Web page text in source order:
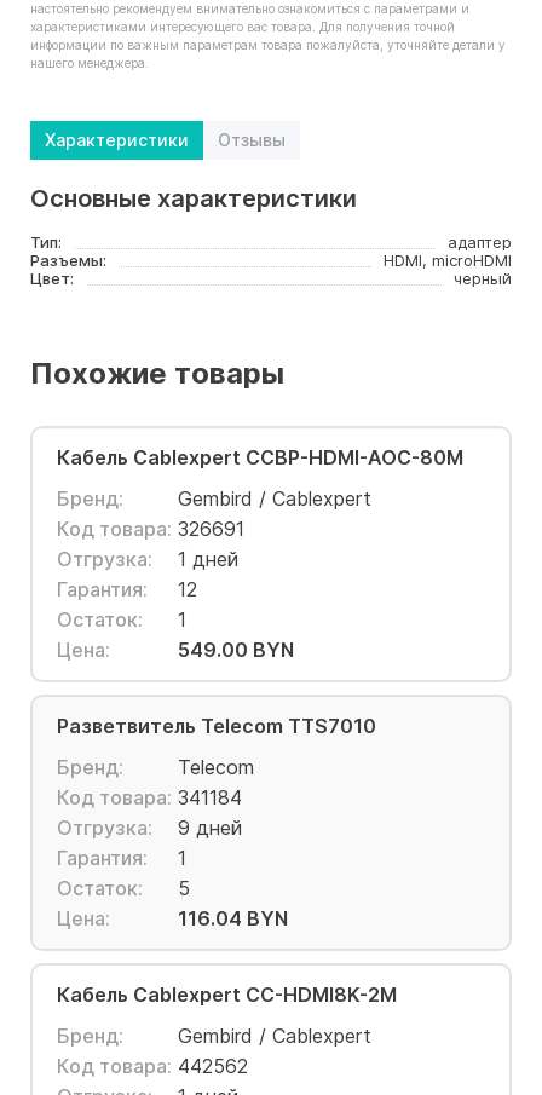
настоятельно рекомендуем внимательно ознакомиться с параметрами и
характеристиками интересующего вас товара. Для получения точной
информации по важным параметрам товара пожалуйста, уточняйте детали у
нашего менеджера.
Характеристики Отзывы
Основные характеристики
Тип:
адаптер
Разъемы:
HDMI, microHDMI
Цвет:
черный
Похожие товары
Кабель Cablexpert CCBP-HDMI-AOC-80M
Бренд:
Gembird / Cablexpert
Код товара: 326691
Отгрузка:
1 дней
Гарантия:
12
Остаток:
1
Цена:
549.00 BYN
Разветвитель Telecom TTS7010
Бренд:
Telecom
Код товара: 341184
Отгрузка:
9 дней
Гарантия:
1
Остаток:
5
Цена:
116.04 BYN
Кабель Cablexpert CC-HDMI8K-2M
Бренд:
Gembird / Cablexpert
Код товара: 442562